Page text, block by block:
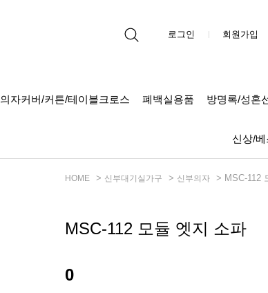
로그인 회원가입
의자커버/커튼/테이블크로스 폐백실용품 방명록/성혼
신상/베
HOME > 신부대기실가구 > 신부의자 > MSC-112
MSC-112 모듈 엣지 소파
0